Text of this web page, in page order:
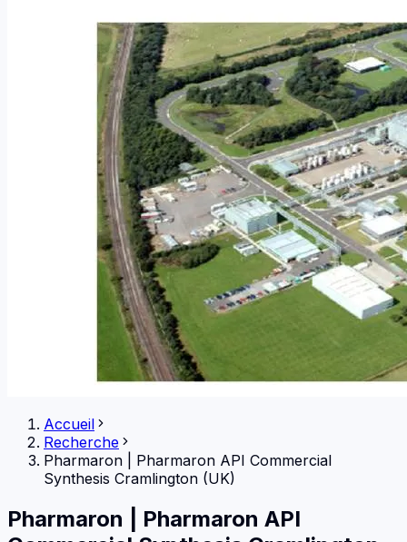
Accueil
Recherche
Pharmaron
Pharmaron API Commercial
Synthesis Cramlington (UK)
Pharmaron
Pharmaron API